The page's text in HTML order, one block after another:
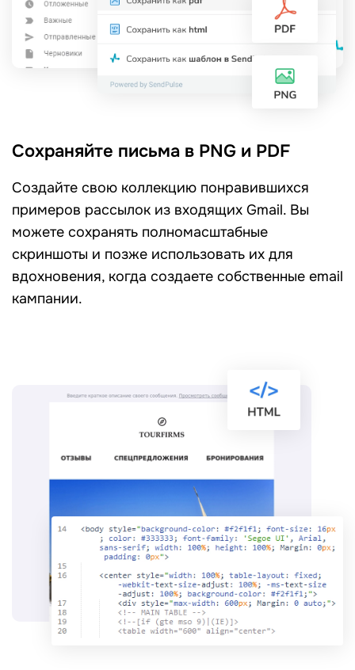
Сохраняйте письма в PNG и PDF
Создайте свою коллекцию понравившихся
примеров рассылок из входящих Gmail. Вы
можете сохранять полномасштабные
скриншоты и позже использовать их для
вдохновения, когда создаете собственные email
кампании.